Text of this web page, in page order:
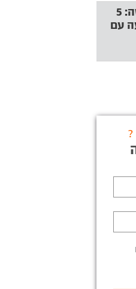
בדרך לחופשה: 5
עם
?